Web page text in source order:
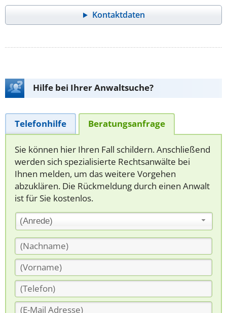
Kontaktdaten
Hilfe bei Ihrer Anwaltsuche?
Telefonhilfe Beratungsanfrage
Sie können hier Ihren Fall schildern. Anschließend
werden sich spezialisierte Rechtsanwälte bei
Ihnen melden, um das weitere Vorgehen
abzuklären. Die Rückmeldung durch einen Anwalt
ist für Sie kostenlos.
(Anrede)